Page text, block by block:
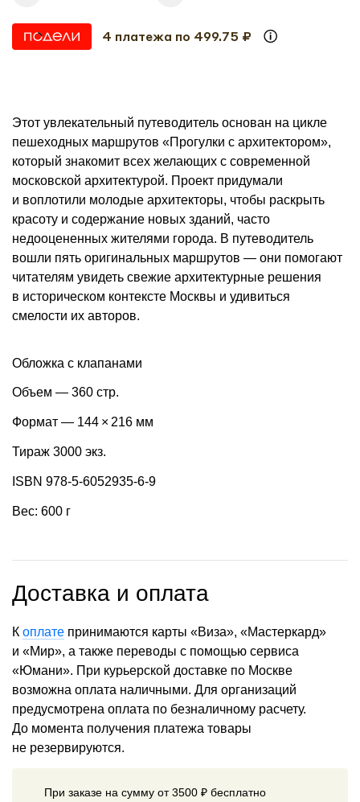
4 платежа по 499.75 ₽
Этот увлекательный путеводитель основан на цикле
пешеходных маршрутов «Прогулки с архитектором»,
который знакомит всех желающих с современной
московской архитектурой. Проект придумали
и воплотили молодые архитекторы, чтобы раскрыть
красоту и содержание новых зданий, часто
недооцененных жителями города. В путеводитель
вошли пять оригинальных маршрутов — они помогают
читателям увидеть свежие архитектурные решения
в историческом контексте Москвы и удивиться
смелости их авторов.
Обложка с клапанами
Объем — 360 стр.
Формат — 144 × 216 мм
Тираж 3000 экз.
ISBN 978-5-6052935-6-9
Вес: 600 г
Доставка и оплата
К оплате принимаются карты «Виза», «Мастеркард»
и «Мир», а также переводы с помощью сервиса
«Юмани». При курьерской доставке по Москве
возможна оплата наличными. Для организаций
предусмотрена оплата по безналичному расчету.
До момента получения платежа товары
не резервируются.
При заказе на сумму от 3500 ₽ бесплатно